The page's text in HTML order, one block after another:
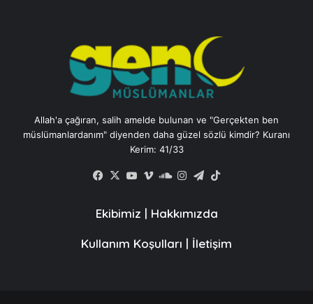
Allah'a çağıran, salih amelde bulunan ve "Gerçekten ben
müslümanlardanım" diyenden daha güzel sözlü kimdir? Kuranı
Kerim: 41/33
Facebook
X YouTube
VimeoSoundCloud
Instagram
Telegram
Ekibimiz | Hakkımızda
Kullanım Koşulları | İletişim